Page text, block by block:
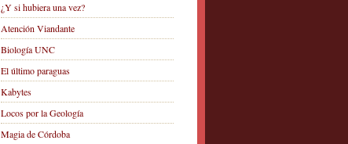
¿Y si hubiera una vez?
Atención Viandante
Biología UNC
El último paraguas
Kabytes
Locos por la Geología
Magia de Córdoba